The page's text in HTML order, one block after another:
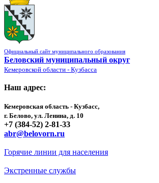
Официальный сайт муниципального образования
Беловский муниципальный округ
Кемеровской области - Кузбасса
Наш адрес:
Кемеровская область - Кузбасс,
г. Белово, ул. Ленина, д. 10
+7 (384-52) 2-81-33
abr@belovorn.ru
Горячие линии для населения
Экстренные службы